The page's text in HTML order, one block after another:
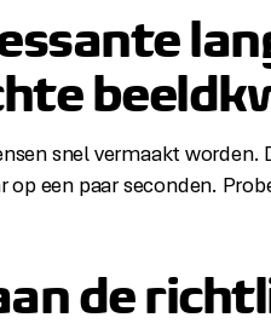
snel vermaakt worden.
op een paar seconden.
de